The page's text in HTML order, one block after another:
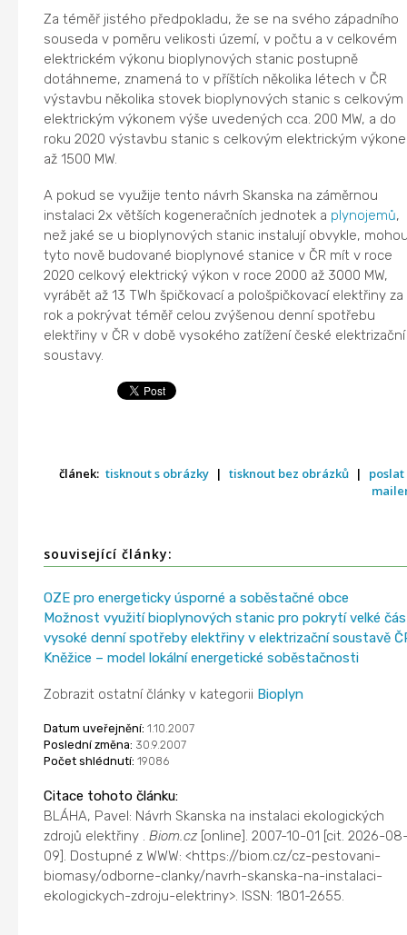
Za téměř jistého předpokladu, že se na svého západního
souseda v poměru velikosti území, v počtu a v celkovém
elektrickém výkonu bioplynových stanic postupně
dotáhneme, znamená to v příštích několika létech v ČR
výstavbu několika stovek bioplynových stanic s celkovým
elektrickým výkonem výše uvedených cca. 200 MW, a do
roku 2020 výstavbu stanic s celkovým elektrickým
až 1500 MW.
A pokud se využije tento návrh Skanska na záměrnou
instalaci 2x větších kogeneračních jednotek a plynojemů,
než jaké se u bioplynových stanic instalují obvykle,
tyto nově budované bioplynové stanice v ČR mít v roce
2020 celkový elektrický výkon v roce 2000 až 3000 MW,
vyrábět až 13 TWh špičkovací a pološpičkovací elektřiny za
rok a pokrývat téměř celou zvýšenou denní spotřebu
elektřiny v ČR v době vysokého zatížení české elektrizační
soustavy.
článek: tisknout s obrázky | tisknout bez obrázků |
poslat
související články:
OZE pro energeticky úsporné a soběstačné obce
Možnost využití bioplynových stanic pro pokrytí velké
vysoké denní spotřeby elektřiny v elektrizační soustavě
Kněžice – model lokální energetické soběstačnosti
Zobrazit ostatní články v kategorii Bioplyn
Datum uveřejnění: 1.10.2007
Poslední změna: 30.9.2007
Počet shlédnutí: 19086
Citace tohoto článku:
BLÁHA, Pavel: Návrh Skanska na instalaci ekologických
zdrojů elektřiny .Biom.cz [online]. 2007-10-01 [cit. 2026-
09]. Dostupné z WWW: <https://biom.cz/cz-pestovani-
biomasy/odborne-clanky/navrh-skanska-na-instalaci-
ekologickych-zdroju-elektriny>. ISSN: 1801-2655.